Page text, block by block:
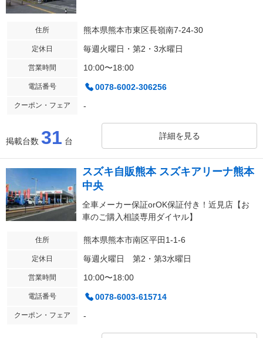
住所 熊本県熊本市東区長嶺南7-24-30
定休日 毎週火曜日・第2・3水曜日
営業時間 10:00〜18:00
電話番号 0078-6002-306256
クーポン・フェア -
掲載台数 31 台
詳細を見る
スズキ自販熊本 スズキアリーナ熊本
中央
全車メーカー保証orOK保証付き！近見店【お
車のご購入相談専用ダイヤル】
住所 熊本県熊本市南区平田1-1-6
定休日 毎週火曜日 第2・第3水曜日
営業時間 10:00〜18:00
電話番号 0078-6003-615714
クーポン・フェア -